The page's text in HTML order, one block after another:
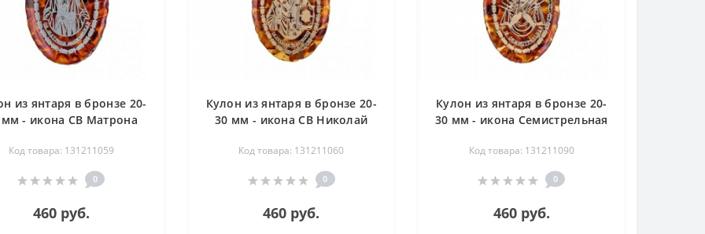
из янтаря в бронзе 20-
мм - икона СВ Матрона
Код товара: 131211059
0
460 руб.
Кулон из янтаря в бронзе 20-
30 мм - икона СВ Николай
Код товара: 131211060
0
460 руб.
Кулон из янтаря в бронзе 20-
30 мм - икона Семистрельная
Код товара: 131211090
0
460 руб.